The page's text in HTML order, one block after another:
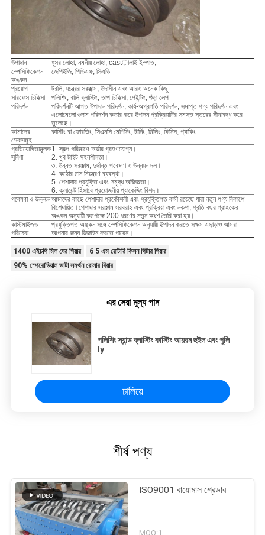
উপাদান
ধূসর লোহা, নমনীয় লোহা, castালাই ইস্পাত,
স্পেসিফিকেশন
অঙ্কন
জেপিইজি, পিডিএফ, সিএডি
প্রয়োগ
ট্রলি, যন্ত্রের সরঞ্জাম, উদাসীন এবং আরও অনেক কিছু
সারফেস চিকিত্সা
পলিশিং, বালি ব্লাস্টিং, তাপ চিকিত্সা, পেইন্টিং, গুঁড়া লেপ
পরিদর্শন
পরিদর্শনটি আগত উপাদান পরিদর্শন, কার্য-অগ্রগতি পরিদর্শন, সমাপ্ত পণ্য পরিদর্শন এবং
এলোমেলো গুদাম পরিদর্শন কভার করে উত্পাদন প্রক্রিয়াটির সমস্ত স্তরের সীমাবদ্ধ করে
তুলেছে।
আমাদের
সেবাসমূহ
কাস্টিং বা ফোরজিং, সিএনসি মেশিনিং, টার্নিং, মিলিং, ফিনিস, প্যাকিং
প্রতিযোগিতামূলক
সুবিধা
1. স্বল্প পরিমাণে অর্ডার গ্রহণযোগ্য।
2. খুব টাইট সহনশীলতা।
৩. উন্নত সরঞ্জাম, দুর্দান্ত গবেষণা ও উন্নয়ন দল।
4. কঠোর মান নিয়ন্ত্রণ ব্যবস্থা।
5. পেশাদার প্রযুক্তি এবং সমৃদ্ধ অভিজ্ঞতা।
6. ক্লায়েন্ট হিসাবে প্রয়োজনীয় প্যাকেজিং বিশদ।
গবেষণা ও উন্নয়নআমাদের কাছে পেশাদার প্রকৌশলী এবং প্রযুক্তিগত কর্মী রয়েছে যারা নতুন পণ্য বিকাশে
বিশেষায়িত।পেশাদার সরঞ্জাম সরবরাহ এবং প্রক্রিয়া এবং নকশা, প্রতি বছর গ্রাহকের
অঙ্কন অনুযায়ী কমপক্ষে 200 ধরণের নতুন অংশ তৈরি করা হয়।
কাস্টমাইজড
পরিষেবা
প্রযুক্তিগত অঙ্কন সঙ্গে স্পেসিফিকেশন অনুযায়ী উত্পাদন করতে সক্ষম এছাড়াও আমরা
আপনার জন্য ডিজাইন করতে পারেন।
1400 এইচপি মিল ঘের গিয়ার
6 5 এম রোটারি কিলন গিটার গিয়ার
90% স্পেরোডিয়াল ভাটা সমর্থন রোলার বিয়ার
এর সেরা মূল্য পান
পলিশিং স্যান্ড ব্লাস্টিং কাস্টিং আয়রন হুইল এবং পুলি
ly
চালিয়ে
শীর্ষ পণ্য
ISO9001 বায়োমাস শ্রেডার
MOQ:1